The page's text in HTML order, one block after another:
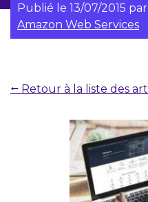
Publié le 13/07/2015 par
Amazon Web Services
⭠ Retour à la liste des